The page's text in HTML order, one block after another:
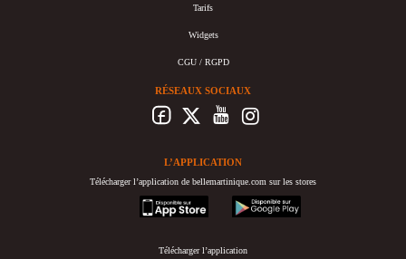
Tarifs
Widgets
CGU / RGPD
RÉSEAUX SOCIAUX
L’APPLICATION
Télécharger l’application de bellemartinique.com sur les stores
appstore
googleplay
Télécharger l’application